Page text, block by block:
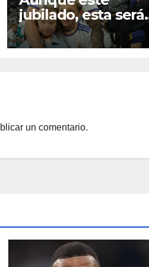
jubilado, esta será
mejor la temporada
de Kroos
un comentario.